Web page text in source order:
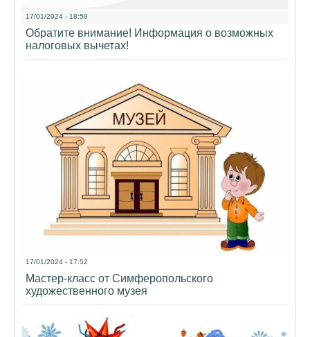
17/01/2024 - 18:58
Обратите внимание! Информация о возможных
налоговых вычетах!
17/01/2024 - 17:52
Мастер-класс от Симферопольского
художественного музея